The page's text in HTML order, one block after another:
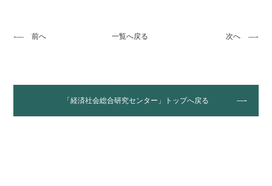
前へ 一覧へ戻る 次へ
「経済社会総合研究センター」トップへ戻る